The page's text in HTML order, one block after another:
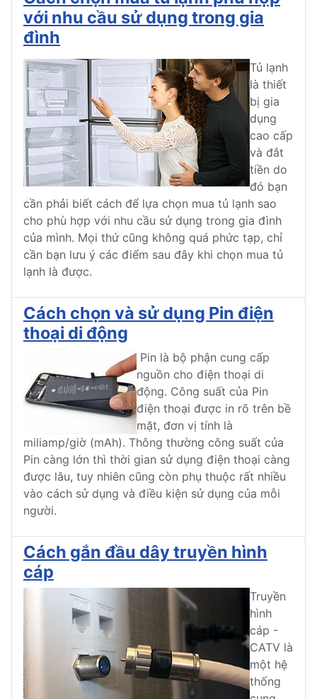
với nhu cầu sử dụng trong gia
đình
Tủ lạnh
là thiết
bị gia
dụng
cao cấp
và đắt
tiền do
đó bạn
cần phải biết cách để lựa chọn mua tủ lạnh sao
cho phù hợp với nhu cầu sử dụng trong gia đình
của mình. Mọi thứ cũng không quá phức tạp, chỉ
cần bạn lưu ý các điểm sau đây khi chọn mua tủ
lạnh là được.
Cách chọn và sử dụng Pin điện
thoại di động
Pin là bộ phận cung cấp
nguồn cho điện thoại di
động. Công suất của Pin
điện thoại được in rõ trên bề
mặt, đơn vị tính là
miliamp/giờ (mAh). Thông thường công suất của
Pin càng lớn thì thời gian sử dụng điện thoại càng
được lâu, tuy nhiên cũng còn phụ thuộc rất nhiều
vào cách sử dụng và điều kiện sử dụng của mỗi
người.
Cách gắn đầu dây truyền hình
cáp
Truyền
hình
cáp -
CATV là
một hệ
thống